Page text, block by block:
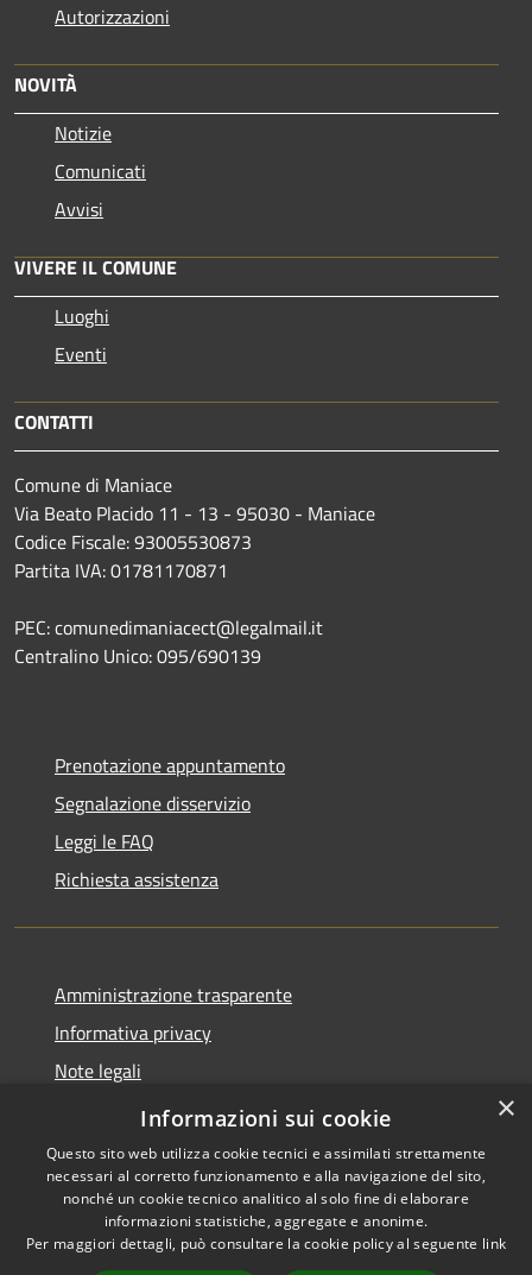
Autorizzazioni
NOVITÀ
Notizie
Comunicati
Avvisi
VIVERE IL COMUNE
Luoghi
Eventi
CONTATTI
Comune di Maniace
Via Beato Placido 11 - 13 - 95030 - Maniace
Codice Fiscale: 93005530873
Partita IVA: 01781170871
PEC: comunedimaniacect@legalmail.it
Centralino Unico: 095/690139
Prenotazione appuntamento
Segnalazione disservizio
Leggi le FAQ
Richiesta assistenza
Amministrazione trasparente
Informativa privacy
Note legali
Dichiarazione di accessibilità
Accessibilità
Copyright © 2026 • Comune di
Maniace • Powered by
×
Informazioni sui cookie
Questo sito web utilizza cookie tecnici e assimilati strettamente
necessari al corretto funzionamento e alla navigazione del sito,
nonché un cookie tecnico analitico al solo fine di elaborare
informazioni statistiche, aggregate e anonime.
Per maggiori dettagli, può consultare la cookie policy al seguente link